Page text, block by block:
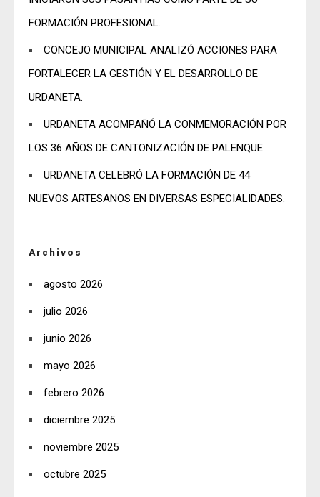
FORMACIÓN PROFESIONAL.
CONCEJO MUNICIPAL ANALIZÓ ACCIONES PARA
FORTALECER LA GESTIÓN Y EL DESARROLLO DE
URDANETA.
URDANETA ACOMPAÑÓ LA CONMEMORACIÓN POR
LOS 36 AÑOS DE CANTONIZACIÓN DE PALENQUE.
URDANETA CELEBRÓ LA FORMACIÓN DE 44
NUEVOS ARTESANOS EN DIVERSAS ESPECIALIDADES.
Archivos
agosto 2026
julio 2026
junio 2026
mayo 2026
febrero 2026
diciembre 2025
noviembre 2025
octubre 2025